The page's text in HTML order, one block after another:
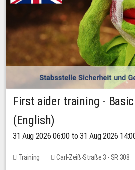
First aider training -
(English)
31 Aug 2026 06:00 to 31 Aug 2026
Training Carl-Zeiß-Straße 3 - SR 308